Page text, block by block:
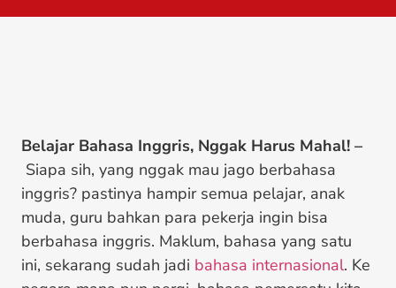
Belajar Bahasa Inggris, Nggak Harus Mahal! –
Siapa sih, yang nggak mau jago berbahasa
inggris? pastinya hampir semua pelajar, anak
muda, guru bahkan para pekerja ingin bisa
berbahasa inggris. Maklum, bahasa yang satu
ini, sekarang sudah jadi bahasa internasional. Ke